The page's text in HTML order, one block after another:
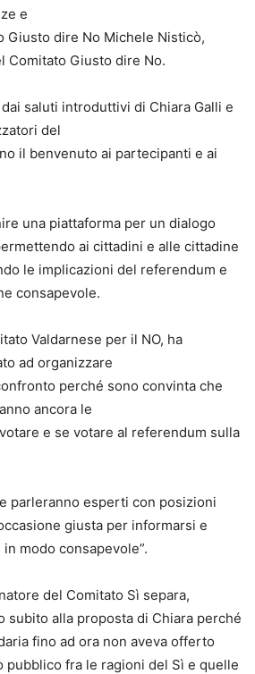
e
Giusto dire No Michele Nisticò,
Comitato Giusto dire No.
dai saluti introduttivi di Chiara Galli e
del
il benvenuto ai partecipanti e ai
una piattaforma per un dialogo
ai cittadini e alle cittadine
le implicazioni del referendum e
consapevole.
Valdarnese per il NO, ha
ad organizzare
perché sono convinta che
ancora le
e se votare al referendum sulla
parleranno esperti con posizioni
giusta per informarsi e
modo consapevole”.
del Comitato Sì separa,
subito alla proposta di Chiara perché
fino ad ora non aveva offerto
pubblico fra le ragioni del Sì e quelle